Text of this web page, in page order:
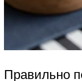
Правильно